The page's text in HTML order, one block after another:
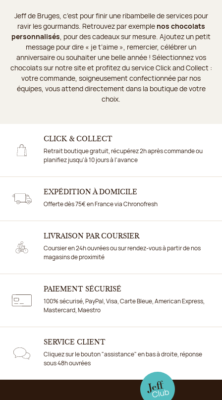
Jeff de Bruges, c’est pour finir une ribambelle de services pour
ravir les gourmands. Retrouvez par exemple nos chocolats
personnalisés , pour des cadeaux sur mesure. Ajoutez un petit
message pour dire « je t’aime », remercier, célébrer un
anniversaire ou souhaiter une belle année ! Sélectionnez vos
chocolats sur notre site et profitez du service Click and Collect :
votre commande, soigneusement confectionnée par nos
équipes, vous attend directement dans la boutique de votre
choix.
CLICK & COLLECT
Retrait boutique gratuit, récupérez 2h après commande ou
planifiez jusqu'à 10 jours à l'avance
EXPÉDITION À DOMICILE
Offerte dès 75€ en France via Chronofresh
LIVRAISON PAR COURSIER
Coursier en 24h ouvrées ou sur rendez-vous à partir de nos
magasins de proximité
PAIEMENT SÉCURISÉ
100% sécurisé, PayPal, Visa, Carte Bleue, American Express,
Mastercard, Maestro
SERVICE CLIENT
Cliquez sur le bouton "assistance" en bas à droite, réponse
sous 48h ouvrées